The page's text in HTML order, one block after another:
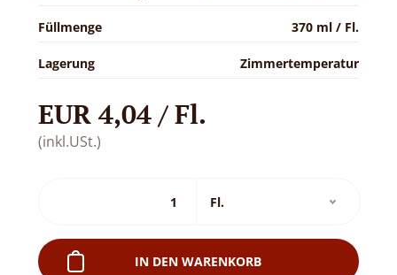
Füllmenge 370 ml / Fl.
Lagerung Zimmertemperatur
EUR 4,04 / Fl.
(inkl.USt.)
IN DEN WARENKORB